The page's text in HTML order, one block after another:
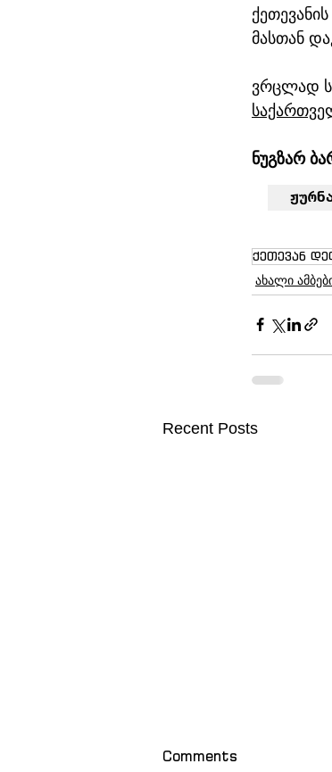
მასთან
ვრცლად
ნუგზარ
ქეთევან
ახალი
Recent Posts
Comments